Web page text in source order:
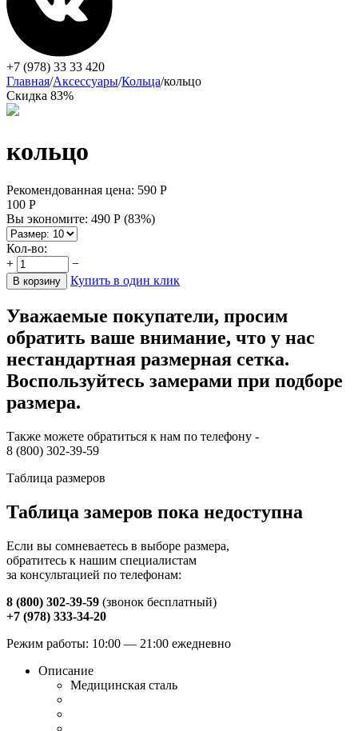
+7 (978) 33 33 420
Главная/Аксессуары/Кольца/кольцо
Скидка 83%
кольцо
Рекомендованная цена: 590 Р
100 Р
Вы экономите: 490 Р (83%)
Кол-во:
+
−
В корзину Купить в один клик
Уважаемые покупатели, просим
обратить ваше внимание, что у нас
нестандартная размерная сетка.
Воспользуйтесь замерами при подборе
размера.
Также можете обратиться к нам по телефону -
8 (800) 302-39-59
Таблица размеров
Таблица замеров пока недоступна
Если вы сомневаетесь в выборе размера,
обратитесь к нашим специалистам
за консультацией по телефонам:
8 (800) 302-39-59 (звонок бесплатный)
+7 (978) 333-34-20
Режим работы: 10:00 — 21:00 ежедневно
Описание
Медицинская сталь